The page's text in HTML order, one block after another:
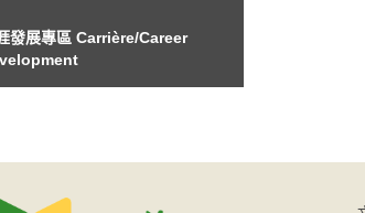
發展專區 Carrière/Career